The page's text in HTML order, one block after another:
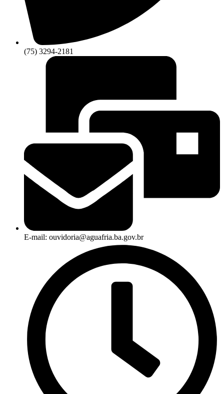
(75) 3294-2181
E-mail: ouvidoria@aguafria.ba.gov.br